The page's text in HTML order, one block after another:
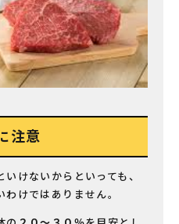
注意
けないからといっても、
けではありません。